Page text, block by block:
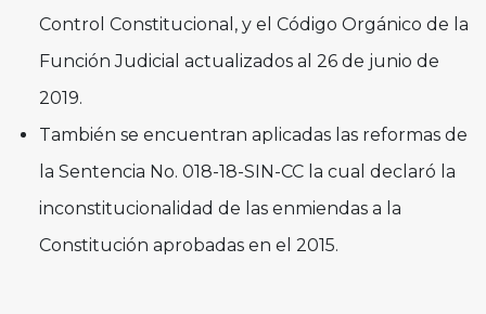
Control Constitucional, y el Código Orgánico de la
Función Judicial actualizados al 26 de junio de
2019.
También se encuentran aplicadas las reformas de
la Sentencia No. 018-18-SIN-CC la cual declaró la
inconstitucionalidad de las enmiendas a la
Constitución aprobadas en el 2015.